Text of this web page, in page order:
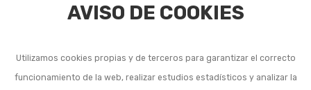
AVISO DE COOKIES
Utilizamos cookies propias y de terceros para garantizar el correcto
funcionamiento de la web, realizar estudios estadísticos y analizar la